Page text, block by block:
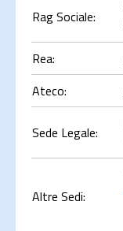
Rag Sociale:
Rea:
Ateco:
Sede Legale:
Altre Sedi: